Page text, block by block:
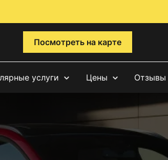
Посмотреть на карте
услуги Цены Отзывы